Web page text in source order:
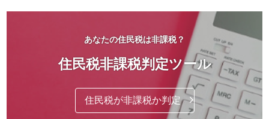
あなたの住民税は非課税？
住民税非課税判定ツール
住民税が非課税か判定